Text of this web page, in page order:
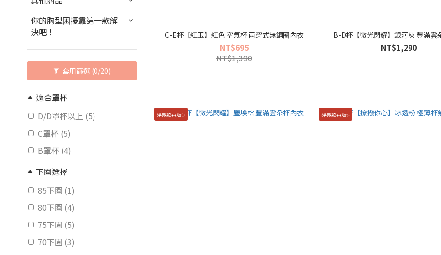
你的胸型困擾靠這一款解
決吧！
套用篩選 (0/20)
適合罩杯
D/D罩杯以上 (5)
C罩杯 (5)
B罩杯 (4)
下圍選擇
85下圍 (1)
80下圍 (4)
75下圍 (5)
70下圍 (3)
C-E杯【紅玉】紅色 空氣杯 兩穿式無鋼圈內衣
NT$695
NT$1,390
B-D杯【微光閃耀】銀河灰 豐滿雲
NT$1,290
經典款再販✨ 經典款再販✨